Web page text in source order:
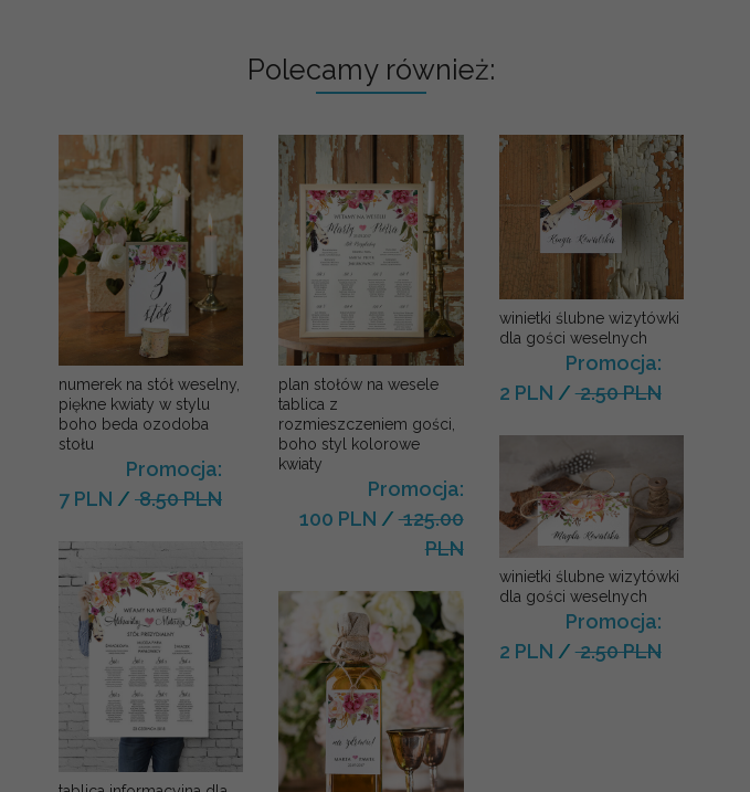
Polecamy również:
numerek na stół weselny,
piękne kwiaty w stylu
boho beda ozodoba
stołu
Promocja:
7 PLN / 8.50 PLN
plan stołów na wesele
tablica z
rozmieszczeniem gości,
boho styl kolorowe
kwiaty
Promocja:
100 PLN /125.00
PLN
winietki ślubne wizytówki
dla gości weselnych
Promocja:
2 PLN /2.50 PLN
winietki ślubne wizytówki
dla gości weselnych
Promocja:
2 PLN /2.50 PLN